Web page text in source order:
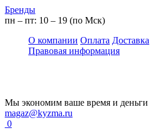
Бренды
пн – пт: 10 – 19 (по Мск)
О компании Оплата Доставка
Правовая информация
Мы экономим ваше время и деньги
magaz@kyzma.ru
0